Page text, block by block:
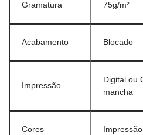
Gramatura 75g/m²
Acabamento Blocado
Impressão
Digital ou
mancha
Cores